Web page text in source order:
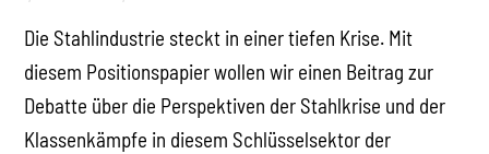
Die Stahlindustrie steckt in einer tiefen Krise. Mit
diesem Positionspapier wollen wir einen Beitrag zur
Debatte über die Perspektiven der Stahlkrise und der
Klassenkämpfe in diesem Schlüsselsektor der